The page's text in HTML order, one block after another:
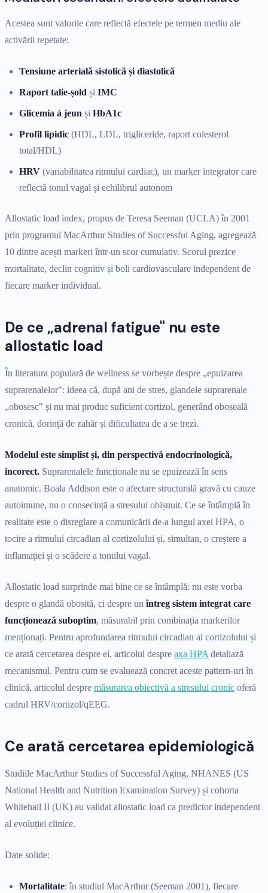
Acestea sunt valorile care reflectă efectele pe termen mediu ale
activării repetate:
Tensiune arterială sistolică și diastolică
Raport talie-șold și IMC
Glicemia à jeun și HbA1c
Profil lipidic (HDL, LDL, trigliceride, raport colesterol
total/HDL)
HRV (variabilitatea ritmului cardiac), un marker integrator care
reflectă tonul vagal și echilibrul autonom
Allostatic load index, propus de Teresa Seeman (UCLA) în 2001
prin programul MacArthur Studies of Successful Aging, agregează
10 dintre acești markeri într-un scor cumulativ. Scorul prezice
mortalitate, declin cognitiv și boli cardiovasculare independent de
fiecare marker individual.
De ce „adrenal fatigue" nu este
allostatic load
În literatura populară de wellness se vorbește despre „epuizarea
suprarenalelor": ideea că, după ani de stres, glandele suprarenale
„obosesc" și nu mai produc suficient cortizol, generând oboseală
cronică, dorință de zahăr și dificultatea de a se trezi.
Modelul este simplist și, din perspectivă endocrinologică,
incorect. Suprarenalele funcționale nu se epuizează în sens
anatomic. Boala Addison este o afectare structurală gravă cu cauze
autoimune, nu o consecință a stresului obișnuit. Ce se întâmplă în
realitate este o disreglare a comunicării de-a lungul axei HPA, o
tocire a ritmului circadian al cortizolului și, simultan, o creștere a
inflamației și o scădere a tonului vagal.
Allostatic load surprinde mai bine ce se întâmplă: nu este vorba
despre o glandă obosită, ci despre unîntreg sistem integrat care
funcționează suboptim, măsurabil prin combinația markerilor
menționați. Pentru aprofundarea ritmului circadian al cortizolului și
ce arată cercetarea despre el, articolul despre axa HPA detaliază
mecanismul. Pentru cum se evaluează concret aceste pattern-uri în
clinică, articolul despre măsurarea obiectivă a stresului cronic oferă
cadrul HRV/cortizol/qEEG.
Ce arată cercetarea epidemiologică
Studiile MacArthur Studies of Successful Aging, NHANES (US
National Health and Nutrition Examination Survey) și cohorta
Whitehall II (UK) au validat allostatic load ca predictor independent
al evoluției clinice.
Date solide:
Mortalitate: în studiul MacArthur (Seeman 2001), fiecare